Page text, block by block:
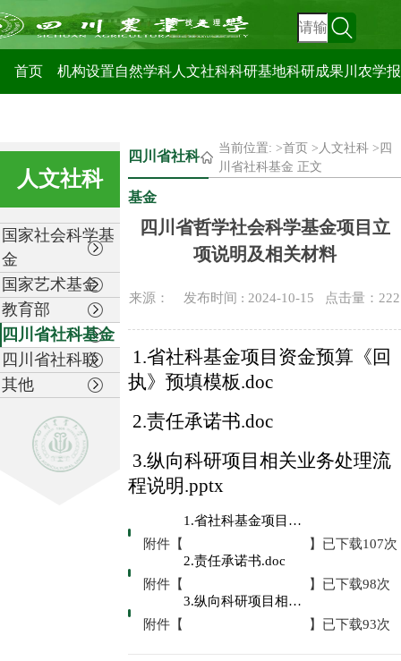
科技管理处
首页 机构设置自然学科人文社科科研基地科研成果川农学报
人文社科
国家社会科学基
金
国家艺术基金
教育部
四川省社科基金
四川省社科联
其他
四川省社科
基金
当前位置: >首页 > 人文社科 > 四
川省社科基金 正文
四川省哲学社会科学基金项目立
项说明及相关材料
来源： 发布时间 : 2024-10-15 点击量：222
1.省社科基金项目资金预算《回
执》预填模板.doc
2.责任承诺书.doc
3.纵向科研项目相关业务处理流
程说明.pptx
附件【
1.省社科基金项目资金预算《回执》预填模板.doc
】已下载107次
附件【
2.责任承诺书.doc
】已下载98次
附件【
3.纵向科研项目相关业务处理流程说明.pptx
】已下载93次